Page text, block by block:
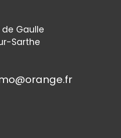
Gaulle
Sarthe